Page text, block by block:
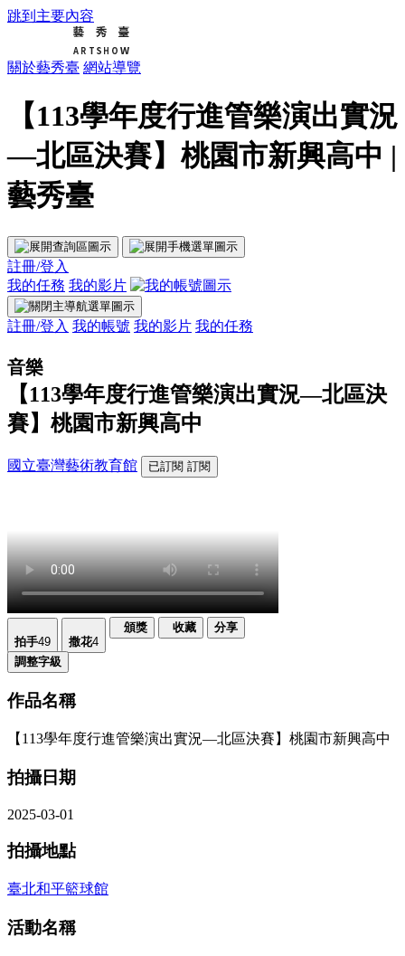
跳到主要內容
關於藝秀臺 網站導覽
【113學年度行進管樂演出實況
—北區決賽】桃園市新興高中 |
藝秀臺
註冊/登入
我的任務 我的影片
註冊/登入 我的帳號 我的影片 我的任務
音樂
【113學年度行進管樂演出實況—北區決
賽】桃園市新興高中
國立臺灣藝術教育館 已訂閱 訂閱
拍手49 撒花4
頒獎 收藏 分享
調整字級
作品名稱
【113學年度行進管樂演出實況—北區決賽】桃園市新興高中
拍攝日期
2025-03-01
拍攝地點
臺北和平籃球館
活動名稱